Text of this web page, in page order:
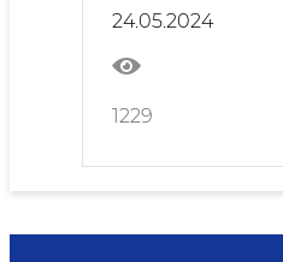
ortig‘i qo‘shni
Tojikiston va
Respublikasi
tog‘lardagi
qismi esa ichki
24.05.2024
1229